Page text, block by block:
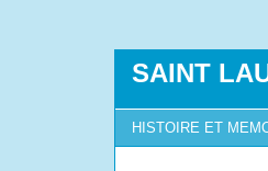
SAINT
HISTOIRE ET